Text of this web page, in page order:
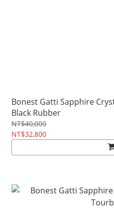
Bonest Gatti Sapphire Crystal｜Crystal Tourbillion｜
Black Rubber
NT$40,000
NT$32,800